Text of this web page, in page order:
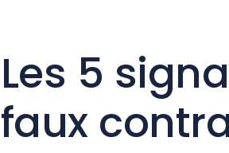
Les 5
faux